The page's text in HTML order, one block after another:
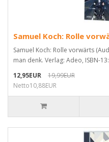
Samuel Koch: Rolle
Samuel Koch: Rolle vorwärts
man denk. Verlag: Adeo, ISBN-
12,95EUR
19,99EUR
Netto10,88EUR